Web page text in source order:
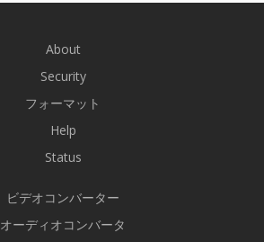
About
Security
フォーマット
Help
Status
ビデオコンバーター
オーディオコンバータ